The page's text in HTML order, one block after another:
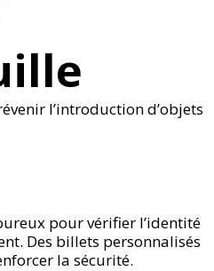
l’introduction d’objets
pour vérifier l’identité
Des billets personnalisés
la sécurité.